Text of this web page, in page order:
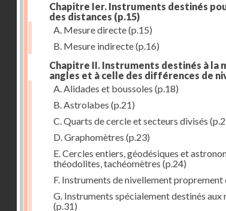
Chapitre Ier. Instruments destinés
des distances (p.15)
A. Mesure directe(p.15)
B. Mesure indirecte(p.16)
Chapitre II. Instruments destinés à la
angles et à celle des différences de
A. Alidades et boussoles (p.18)
B. Astrolabes (p.21)
C. Quarts de cercle et secteurs divisés
D. Graphomètres (p.23)
E. Cercles entiers, géodésiques et
théodolites, tachéomètres (p.24)
F. Instruments de nivellement proprement
G. Instruments spécialement destinés aux
(p.31)